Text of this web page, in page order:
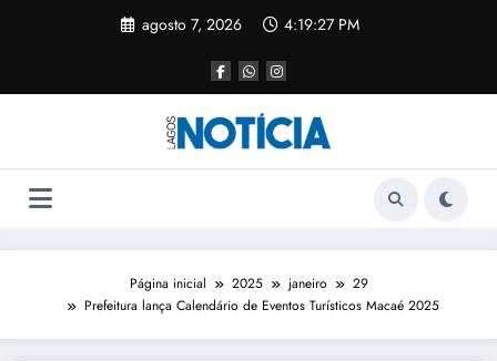
agosto 7, 2026 4:19:27 PM
Página inicial 2025 janeiro
29
Prefeitura lança Calendário de Eventos Turísticos Macaé 2025